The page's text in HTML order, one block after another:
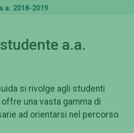
2018-2019
a.a.
si rivolge agli studenti
una vasta gamma di
ad orientarsi nel percorso